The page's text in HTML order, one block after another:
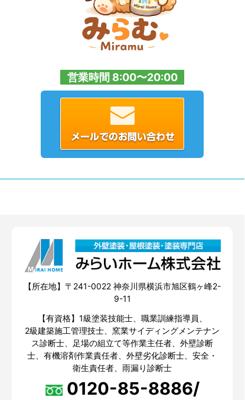
営業時間 8:00〜20:00
【所在地】〒241-0022 神奈川県横浜市旭区鶴ヶ峰2-
9-11
【有資格】1級塗装技能士、職業訓練指導員、
2級建築施工管理技士、窯業サイディングメンテナン
ス診断士、足場の組立て等作業主任者、外壁診断
士、有機溶剤作業責任者、外壁劣化診断士、安全・
衛生責任者、雨漏り診断士
0120-85-8886/